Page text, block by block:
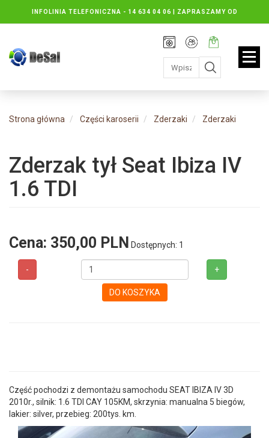
INFOLINIA TELEFONICZNA - 14 634 04 06 | ZAPRASZAMY OD
PONIEDZIAŁKU DO PIĄTKU : 8.30 DO 16.30, SOBOTY: 8.30 DO 13.00
Rejestracja
Moje
konto
Twój
koszyk:
jest
pusty
Strona główna Części karoserii Zderzaki Zderzaki
Zderzak tył Seat Ibiza IV
1.6 TDI
Cena: 350,00 PLN Dostępnych: 1
- +
DO KOSZYKA
Część pochodzi z demontażu samochodu SEAT IBIZA IV 3D
2010r., silnik: 1.6 TDI CAY 105KM, skrzynia: manualna 5 biegów,
lakier: silver, przebieg: 200tys. km.